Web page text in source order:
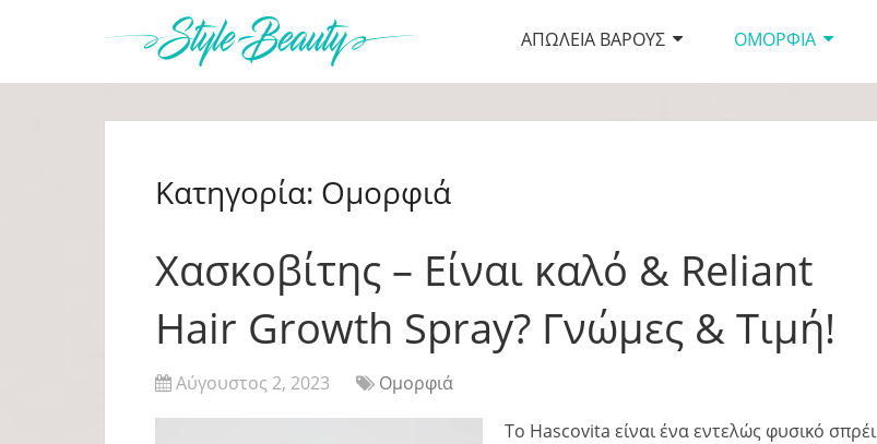
ΑΠΏΛΕΙΑ ΒΆΡΟΥΣ ΟΜΟΡΦΙΆ
Κατηγορία: Ομορφιά
Χασκοβίτης – Είναι καλό & Reliant
Hair Growth Spray? Γνώμες & Τιμή!
Αύγουστος 2, 2023
Ομορφιά
Το Hascovita είναι ένα εντελώς φυσικό σπρέι